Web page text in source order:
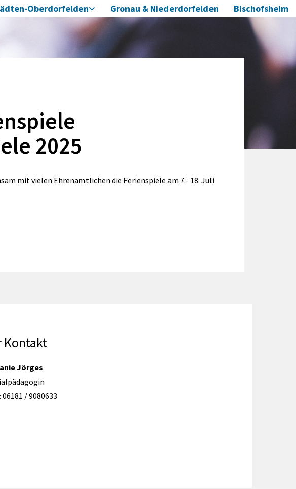
Oberdorfelden Gronau & Niederdorfelden Bischofsheim
2025
mit vielen Ehrenamtlichen die Ferienspiele am 7.- 18. Juli
Kontakt
Jörges
06181 / 9080633